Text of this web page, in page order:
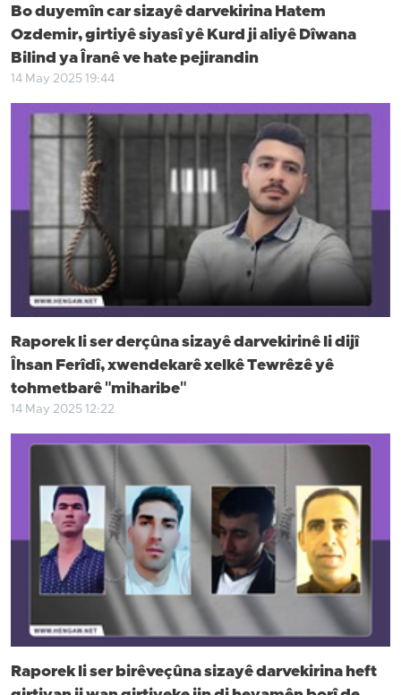
Bo duyemîn car sizayê darvekirina Hatem
Ozdemir, girtiyê siyasî yê Kurd ji aliyê Dîwana
Bilind ya Îranê ve hate pejirandin
14 May 2025 19:44
Raporek li ser derçûna sizayê darvekirinê li dijî
Îhsan Ferîdî, xwendekarê xelkê Tewrêzê yê
tohmetbarê "miharibe"
14 May 2025 12:22
Raporek li ser birêveçûna sizayê darvekirina heft